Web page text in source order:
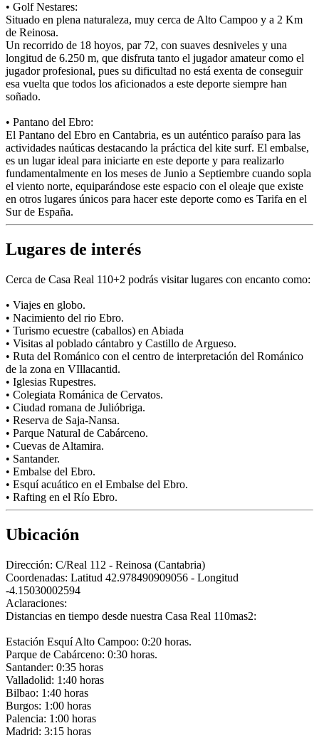
• Golf Nestares:
Situado en plena naturaleza, muy cerca de Alto Campoo y a 2 Km
de Reinosa.
Un recorrido de 18 hoyos, par 72, con suaves desniveles y una
longitud de 6.250 m, que disfruta tanto el jugador amateur como el
jugador profesional, pues su dificultad no está exenta de conseguir
esa vuelta que todos los aficionados a este deporte siempre han
soñado.
• Pantano del Ebro:
El Pantano del Ebro en Cantabria, es un auténtico paraíso para las
actividades naúticas destacando la práctica del kite surf. El embalse,
es un lugar ideal para iniciarte en este deporte y para realizarlo
fundamentalmente en los meses de Junio a Septiembre cuando sopla
el viento norte, equiparándose este espacio con el oleaje que existe
en otros lugares únicos para hacer este deporte como es Tarifa en el
Sur de España.
Lugares de interés
Cerca de Casa Real 110+2 podrás visitar lugares con encanto como:
• Viajes en globo.
• Nacimiento del rio Ebro.
• Turismo ecuestre (caballos) en Abiada
• Visitas al poblado cántabro y Castillo de Argueso.
• Ruta del Románico con el centro de interpretación del Románico
de la zona en VIllacantid.
• Iglesias Rupestres.
• Colegiata Románica de Cervatos.
• Ciudad romana de Julióbriga.
• Reserva de Saja-Nansa.
• Parque Natural de Cabárceno.
• Cuevas de Altamira.
• Santander.
• Embalse del Ebro.
• Esquí acuático en el Embalse del Ebro.
• Rafting en el Río Ebro.
Ubicación
Dirección: C/Real 112 - Reinosa (Cantabria)
Coordenadas: Latitud 42.978490909056 - Longitud
-4.15030002594
Aclaraciones:
Distancias en tiempo desde nuestra Casa Real 110mas2:
Estación Esquí Alto Campoo: 0:20 horas.
Parque de Cabárceno: 0:30 horas.
Santander: 0:35 horas
Valladolid: 1:40 horas
Bilbao: 1:40 horas
Burgos: 1:00 horas
Palencia: 1:00 horas
Madrid: 3:15 horas